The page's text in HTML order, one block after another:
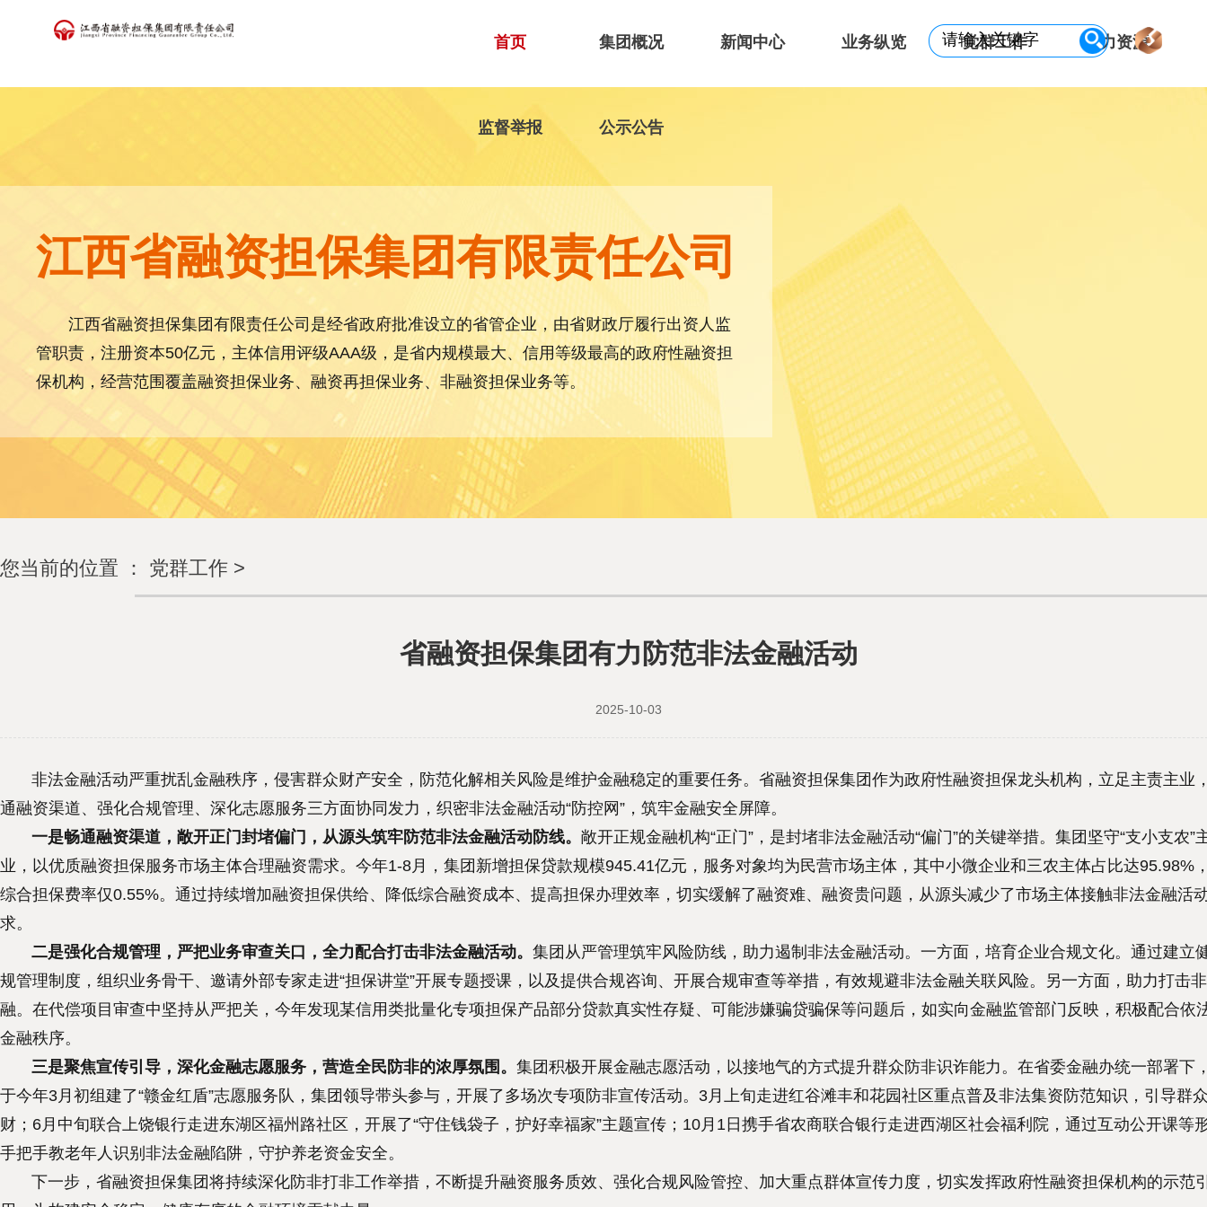
首页 集团概况 新闻中心 业务纵览 党群工作 人力资源
监督举报 公示公告
江西省融资担保集团有限责任公司
江西省融资担保集团有限责任公司是经省政府批准设立的省管企业，由省财政厅履行出资人监
管职责，注册资本50亿元，主体信用评级AAA级，是省内规模最大、信用等级最高的政府性融资担
保机构，经营范围覆盖融资担保业务、融资再担保业务、非融资担保业务等。
您当前的位置 ： 党群工作 >
省融资担保集团有力防范非法金融活动
2025-10-03
非法金融活动严重扰乱金融秩序，侵害群众财产安全，防范化解相关风险是维护金融稳定的重要任务。省融资担保集团作为政府性融资担保龙头机构，立足主责主业
通融资渠道、强化合规管理、深化志愿服务三方面协同发力，织密非法金融活动“防控网”，筑牢金融安全屏障。
一是畅通融资渠道，敞开正门封堵偏门，从源头筑牢防范非法金融活动防线。 敞开正规金融机构“正门”，是封堵非法金融活动“偏门”的关键举措。集团坚守“支小支农”
业，以优质融资担保服务市场主体合理融资需求。今年1-8月，集团新增担保贷款规模945.41亿元，服务对象均为民营市场主体，其中小微企业和三农主体占比达95.98%
综合担保费率仅0.55%。通过持续增加融资担保供给、降低综合融资成本、提高担保办理效率，切实缓解了融资难、融资贵问题，从源头减少了市场主体接触非法金融活
求。
二是强化合规管理，严把业务审查关口，全力配合打击非法金融活动。 集团从严管理筑牢风险防线，助力遏制非法金融活动。一方面，培育企业合规文化。通过建立
规管理制度，组织业务骨干、邀请外部专家走进“担保讲堂”开展专题授课，以及提供合规咨询、开展合规审查等举措，有效规避非法金融关联风险。另一方面，助力打击
融。在代偿项目审查中坚持从严把关，今年发现某信用类批量化专项担保产品部分贷款真实性存疑、可能涉嫌骗贷骗保等问题后，如实向金融监管部门反映，积极配合依
金融秩序。
三是聚焦宣传引导，深化金融志愿服务，营造全民防非的浓厚氛围。 集团积极开展金融志愿活动，以接地气的方式提升群众防非识诈能力。在省委金融办统一部署下
于今年3月初组建了“赣金红盾”志愿服务队，集团领导带头参与，开展了多场次专项防非宣传活动。3月上旬走进红谷滩丰和花园社区重点普及非法集资防范知识，引导群
财；6月中旬联合上饶银行走进东湖区福州路社区，开展了“守住钱袋子，护好幸福家”主题宣传；10月1日携手省农商联合银行走进西湖区社会福利院，通过互动公开课等
手把手教老年人识别非法金融陷阱，守护养老资金安全。
下一步，省融资担保集团将持续深化防非打非工作举措，不断提升融资服务质效、强化合规风险管控、加大重点群体宣传力度，切实发挥政府性融资担保机构的示范